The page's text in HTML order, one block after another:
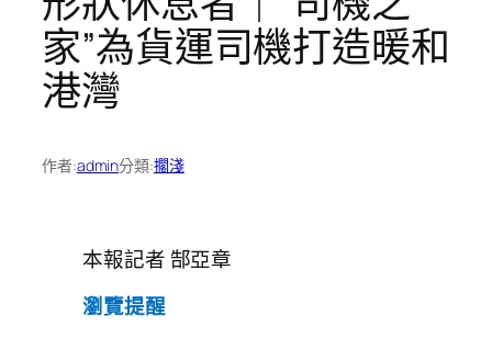
家”為貨運司機打造暖和
港灣
作者:admin分類:擱淺
本報記者 郜亞章
瀏覽提醒